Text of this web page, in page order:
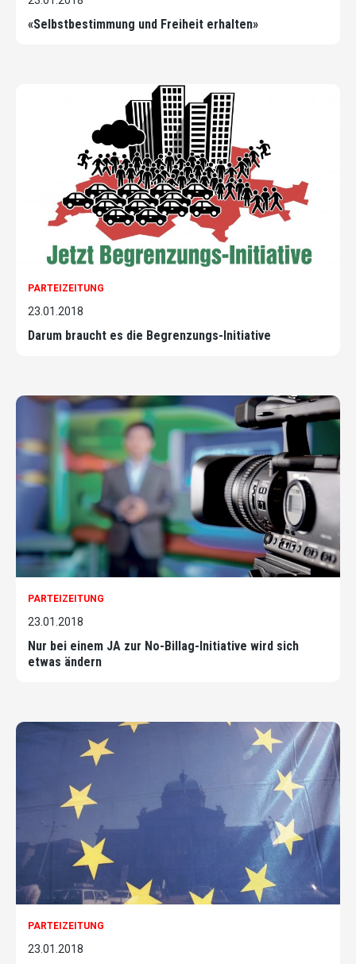
«Selbstbestimmung und Freiheit erhalten»
PARTEIZEITUNG
23.01.2018
Darum braucht es die Begrenzungs-Initiative
PARTEIZEITUNG
23.01.2018
Nur bei einem JA zur No-Billag-Initiative wird sich
etwas ändern
PARTEIZEITUNG
23.01.2018